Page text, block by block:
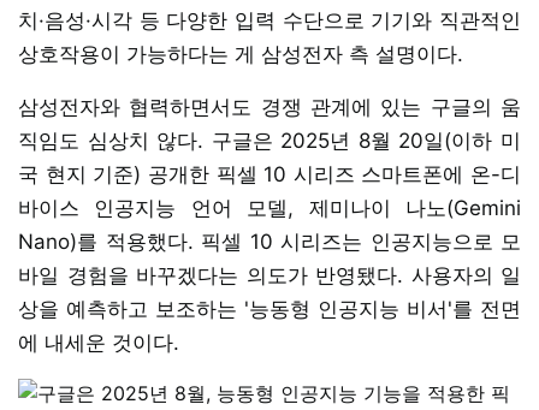
치·음성·시각 등 다양한 입력 수단으로 기기와 직관적인
상호작용이 가능하다는 게 삼성전자 측 설명이다.
삼성전자와 협력하면서도 경쟁 관계에 있는 구글의 움
직임도 심상치 않다. 구글은 2025년 8월 20일(이하 미
국 현지 기준) 공개한 픽셀 10 시리즈 스마트폰에 온-디
바이스 인공지능 언어 모델, 제미나이 나노(Gemini
Nano)를 적용했다. 픽셀 10 시리즈는 인공지능으로 모
바일 경험을 바꾸겠다는 의도가 반영됐다. 사용자의 일
상을 예측하고 보조하는 '능동형 인공지능 비서'를 전면
에 내세운 것이다.